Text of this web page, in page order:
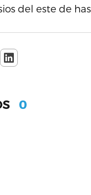
del este de
0